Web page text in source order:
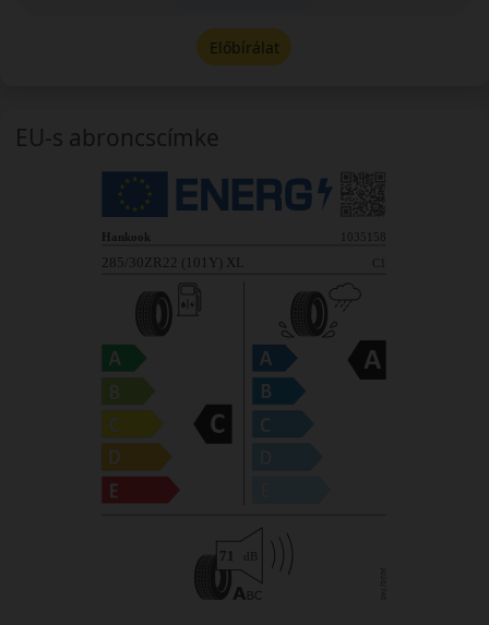
Előbírálat
EU-s abroncscímke